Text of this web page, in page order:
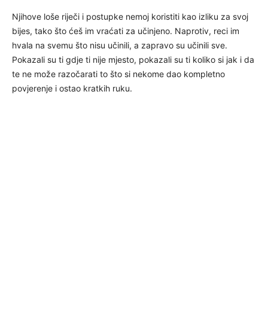
Njihove loše riječi i postupke nemoj koristiti kao izliku za svoj
bijes, tako što ćeš im vraćati za učinjeno. Naprotiv, reci im
hvala na svemu što nisu učinili, a zapravo su učinili sve.
Pokazali su ti gdje ti nije mjesto, pokazali su ti koliko si jak i da
te ne može razočarati to što si nekome dao kompletno
povjerenje i ostao kratkih ruku.